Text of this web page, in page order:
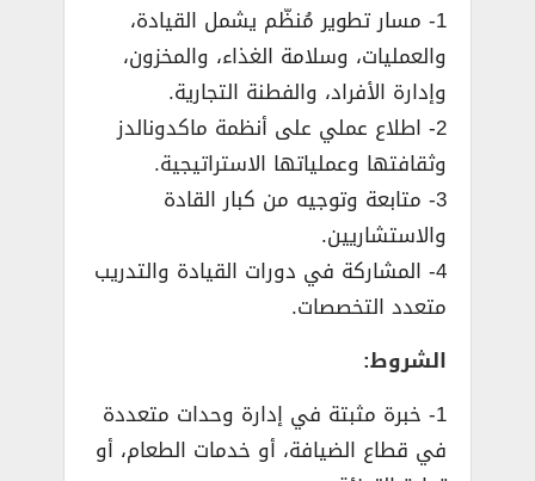
1- مسار تطوير مُنظّم يشمل القيادة،
والعمليات، وسلامة الغذاء، والمخزون،
وإدارة الأفراد، والفطنة التجارية.
2- اطلاع عملي على أنظمة ماكدونالدز
وثقافتها وعملياتها الاستراتيجية.
3- متابعة وتوجيه من كبار القادة
والاستشاريين.
4- المشاركة في دورات القيادة والتدريب
متعدد التخصصات.
الشروط:
1- خبرة مثبتة في إدارة وحدات متعددة
في قطاع الضيافة، أو خدمات الطعام، أو